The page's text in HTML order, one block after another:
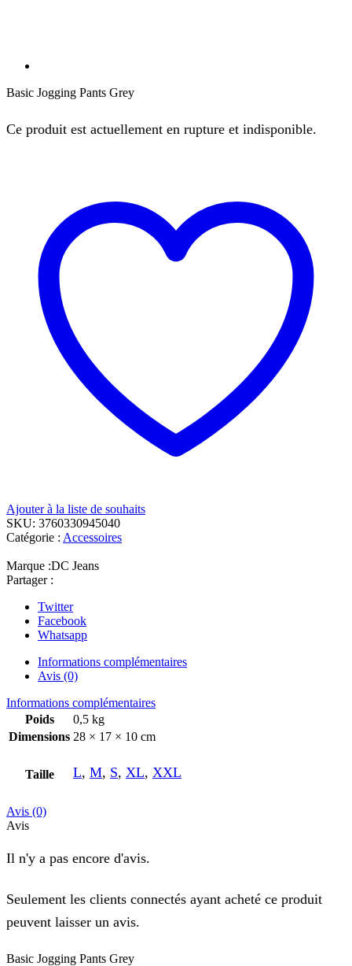
Basic Jogging Pants Grey
Ce produit est actuellement en rupture et indisponible.
Ajouter à la liste de souhaits
SKU: 3760330945040
Catégorie : Accessoires
Marque :DC Jeans
Partager :
Twitter
Facebook
Whatsapp
Informations complémentaires
Avis (0)
Informations complémentaires
Poids
0,5 kg
Dimensions 28 × 17 × 10 cm
Taille L, M, S, XL, XXL
Avis (0)
Avis
Il n'y a pas encore d'avis.
Seulement les clients connectés ayant acheté ce produit
peuvent laisser un avis.
Basic Jogging Pants Grey